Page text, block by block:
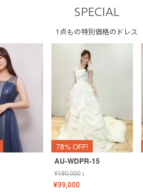
SPECIAL
1点もの特別価格のドレス
78% OFF!
AU-WDPR-15
¥180,000↓
¥39,000